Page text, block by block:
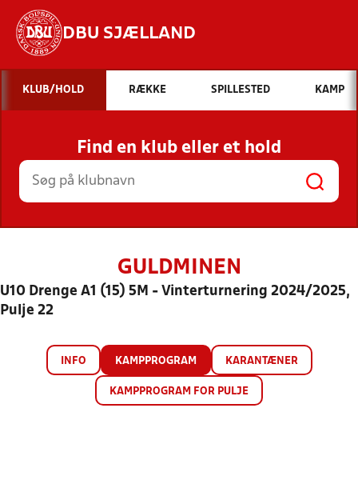
DBU SJÆLLAND
Hvad vil du søge efter?
INDHOLD OG NYHEDER
STILLINGER, RESULTATER, KLUBBER OG
HOLD
KLUB/HOLD RÆKKE SPILLESTED KAMP
Find en klub eller et hold
GULDMINEN
U10 Drenge A1 (15) 5M - Vinterturnering 2024/2025,
Pulje 22
INFO KAMPPROGRAM KARANTÆNER
KAMPPROGRAM FOR PULJE